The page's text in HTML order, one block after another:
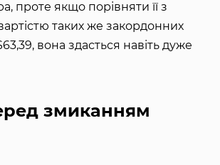
проте якщо порівняти її з
таких же закордонних
вона здасться навіть дуже
змиканням